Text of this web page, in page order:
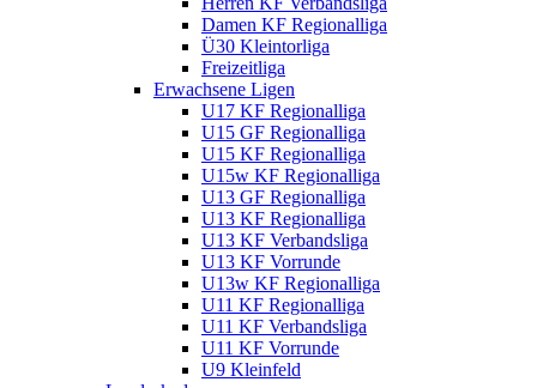
Damen KF Regionalliga
Ü30 Kleintorliga
Freizeitliga
Erwachsene Ligen
U17 KF Regionalliga
U15 GF Regionalliga
U15 KF Regionalliga
U15w KF Regionalliga
U13 GF Regionalliga
U13 KF Regionalliga
U13 KF Verbandsliga
U13 KF Vorrunde
U13w KF Regionalliga
U11 KF Regionalliga
U11 KF Verbandsliga
U11 KF Vorrunde
U9 Kleinfeld